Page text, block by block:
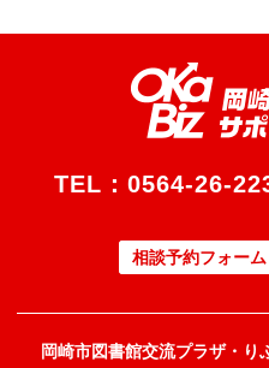
TEL： 0564-26-
相談予約フォーム
岡崎市図書館交流プラザ・り